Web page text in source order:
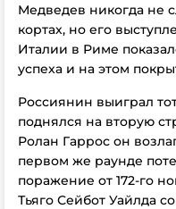
Медведев никогда не
кортах, но его
Италии в Риме
успеха и на этом
Россиянин выиграл
поднялся на вторую
Ролан Гаррос он
первом же раунде
поражение от 172-го
Тьяго Сейбот Уайлда